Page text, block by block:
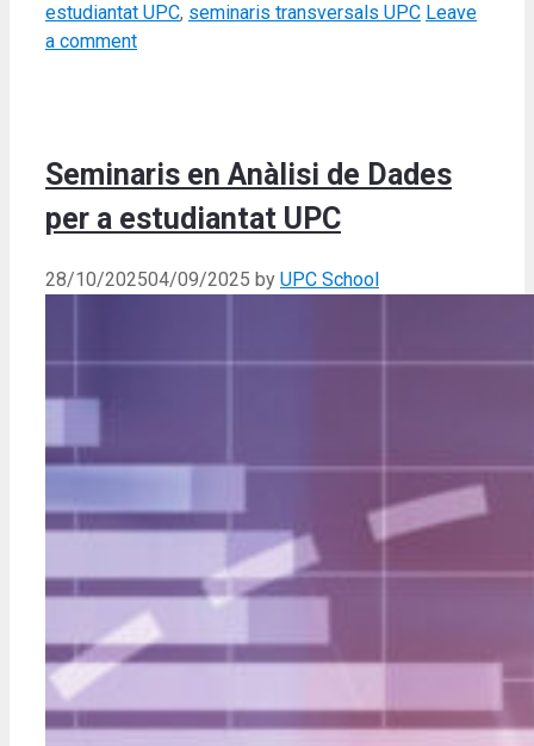
estudiantat UPC, seminaris transversals UPC Leave
a comment
Seminaris en Anàlisi de Dades
per a estudiantat UPC
28/10/202504/09/2025 by UPC School